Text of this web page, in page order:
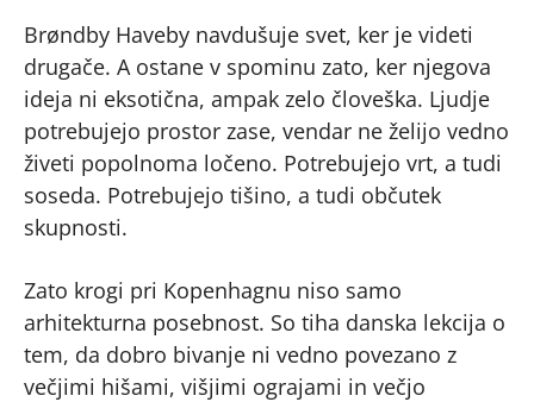
Brøndby Haveby navdušuje svet, ker je videti
drugače. A ostane v spominu zato, ker njegova
ideja ni eksotična, ampak zelo človeška. Ljudje
potrebujejo prostor zase, vendar ne želijo vedno
živeti popolnoma ločeno. Potrebujejo vrt, a tudi
soseda. Potrebujejo tišino, a tudi občutek
skupnosti.
Zato krogi pri Kopenhagnu niso samo
arhitekturna posebnost. So tiha danska lekcija o
tem, da dobro bivanje ni vedno povezano z
večjimi hišami, višjimi ograjami in večjo